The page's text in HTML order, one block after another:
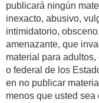
publicará ningún
inexacto, abusivo,
intimidatorio,
amenazante, que
material para
o federal de los
en no publicar
menos que usted